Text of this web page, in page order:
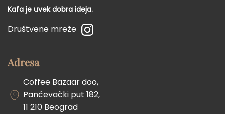
Kafa je uvek dobra ideja.
Društvene mreže
Adresa
Coffee Bazaar doo,
Pančevački put 182,
11 210 Beograd